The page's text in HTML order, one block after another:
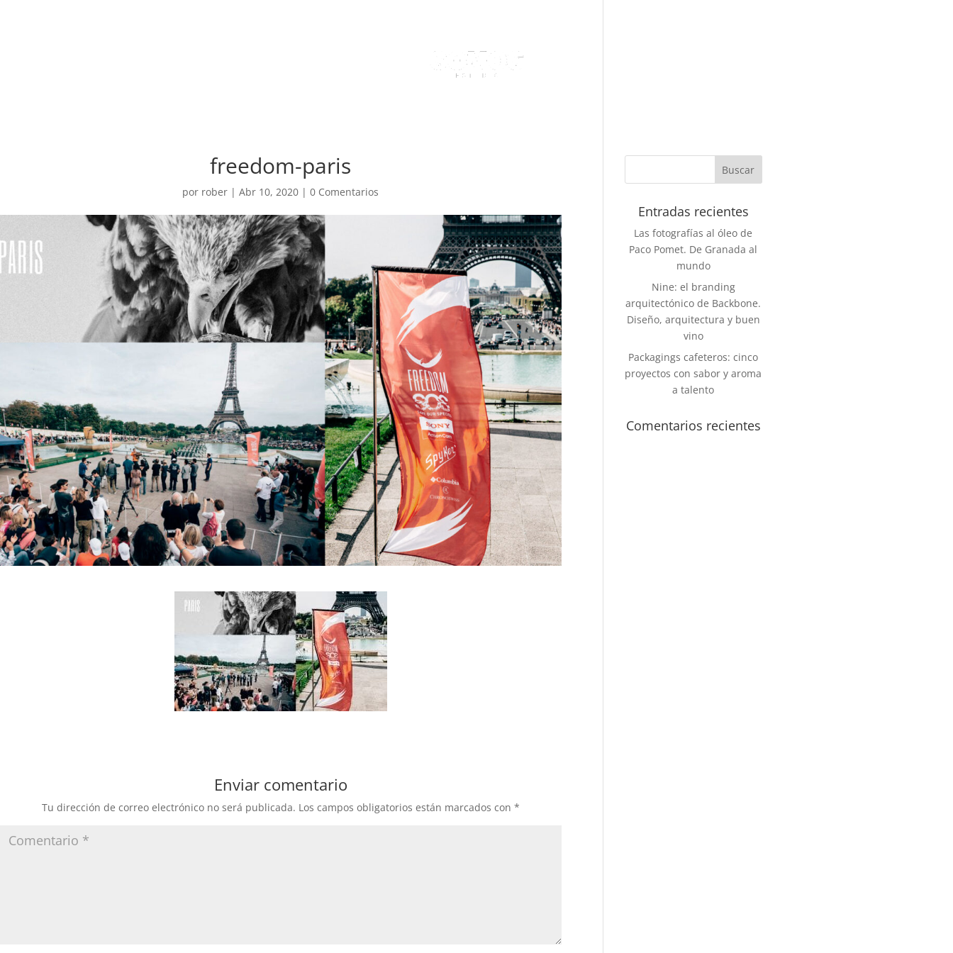
freedom-paris
por rober |Abr 10, 2020 |0 Comentarios
Enviar comentario
Tu dirección de correo electrónico no será publicada. Los campos obligatorios están marcados con *
Entradas recientes
Las fotografías al óleo de
Paco Pomet. De Granada al
mundo
Nine: el branding
arquitectónico de Backbone.
Diseño, arquitectura y buen
vino
Packagings cafeteros: cinco
proyectos con sabor y aroma
a talento
Comentarios recientes